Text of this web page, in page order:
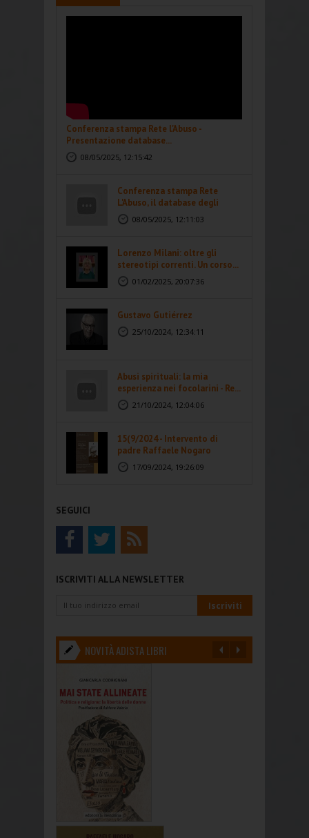
Conferenza stampa Rete l'Abuso -
Presentazione database...
08/05/2025, 12:15:42
Conferenza stampa Rete
L'Abuso, il database degli
abusi...08/05/2025, 12:11:03
Lorenzo Milani: oltre gli
stereotipi correnti. Un corso...
01/02/2025, 20:07:36
Gustavo Gutiérrez
25/10/2024, 12:34:11
Abusi spirituali: la mia
esperienza nei focolarini - Re...
21/10/2024, 12:04:06
15(9/2024 - Intervento di
padre Raffaele Nogaro
17/09/2024, 19:26:09
SEGUICI
ISCRIVITI ALLA NEWSLETTER
NOVITÀ ADISTA LIBRI